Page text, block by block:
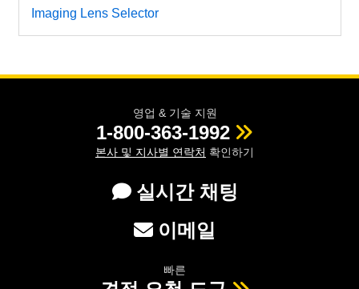
Imaging Lens Selector
영업 & 기술 지원
1-800-363-1992
본사 및 지사별 연락처 확인하기
실시간 채팅
이메일
빠른